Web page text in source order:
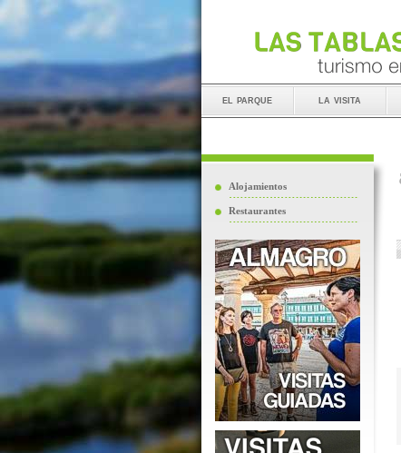
el parque la visita
Alojamientos
Restaurantes